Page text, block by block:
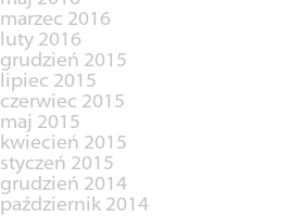
marzec 2016
luty 2016
grudzień 2015
lipiec 2015
czerwiec 2015
maj 2015
kwiecień 2015
styczeń 2015
grudzień 2014
październik 2014